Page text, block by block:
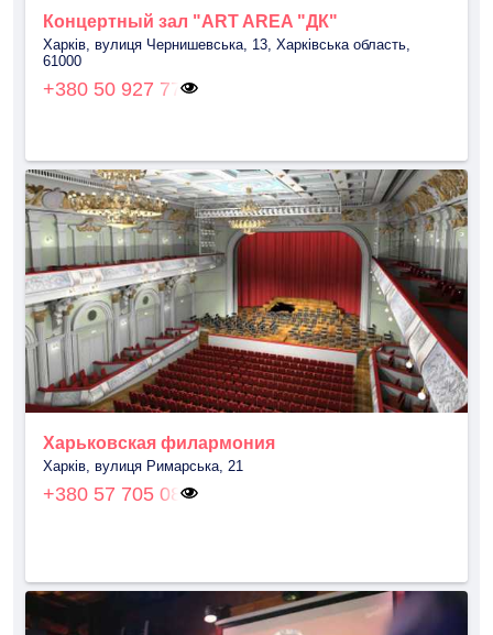
Концертный зал "ART AREA "ДК"
Харків, вулиця Чернишевська, 13, Харківська область,
61000
+380 50 927 77
Харьковская филармония
Харків, вулиця Римарська, 21
+380 57 705 08